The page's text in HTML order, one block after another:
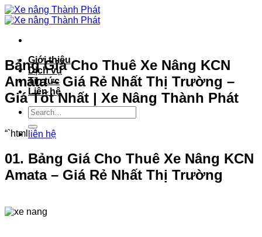
Bỏ
qua
dung
Giới thiệu
Dịch vụ
Tin tức
Liên hệ
liên hệ
Bảng Giá Cho Thuê Xe Nâng KCN
Amata – Giá Rẻ Nhất Thị Trường –
Giá Tốt Nhất | Xe Nâng Thành Phát
“`html
01. Bảng Giá Cho Thuê Xe Nâng KCN
Amata – Giá Rẻ Nhất Thị Trường